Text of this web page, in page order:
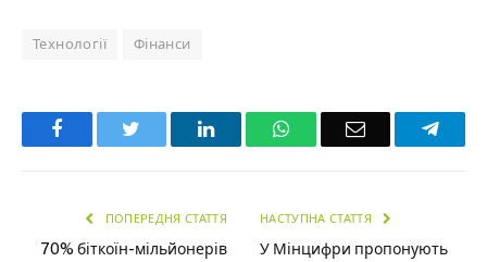
Технології Фінанси
Facebook LinkedInWhatsAppEmail
ПОПЕРЕДНЯ СТАТТЯ
70% біткоїн-мільйонерів
НАСТУПНА СТАТТЯ
У Мінцифри пропонують